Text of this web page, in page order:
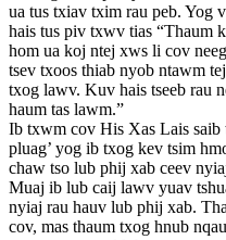
ua tus txiav txim rau peb. Yog
hais tus piv txwv tias “Thaum
hom ua koj ntej xws li cov
tsev txoos thiab nyob ntawm
txog lawv. Kuv hais tseeb rau
haum tas lawm.”
Ib txwm cov His Xas Lais
pluag’ yog ib txog kev tsim
chaw tso lub phij xab ceev
Muaj ib lub caij lawv yuav
nyiaj rau hauv lub phij xab.
cov, mas thaum txog hnub